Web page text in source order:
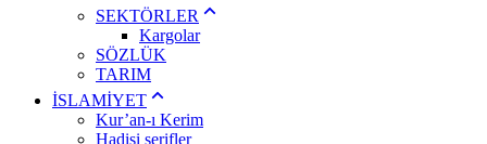
SEKTÖRLER
Kargolar
SÖZLÜK
TARIM
İSLAMİYET
Kur’an-ı Kerim
Hadisi şerifler